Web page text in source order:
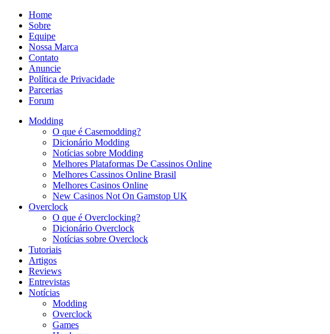
Home
Sobre
Equipe
Nossa Marca
Contato
Anuncie
Política de Privacidade
Parcerias
Forum
Modding
O que é Casemodding?
Dicionário Modding
Notícias sobre Modding
Melhores Plataformas De Cassinos Online
Melhores Cassinos Online Brasil
Melhores Casinos Online
New Casinos Not On Gamstop UK
Overclock
O que é Overclocking?
Dicionário Overclock
Notícias sobre Overclock
Tutoriais
Artigos
Reviews
Entrevistas
Notícias
Modding
Overclock
Games